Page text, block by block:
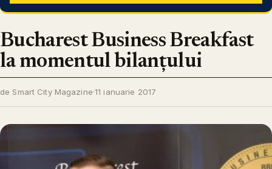
Bucharest Business Breakfast
la momentul bilanțului
de Smart City Magazine·11 ianuarie 2017